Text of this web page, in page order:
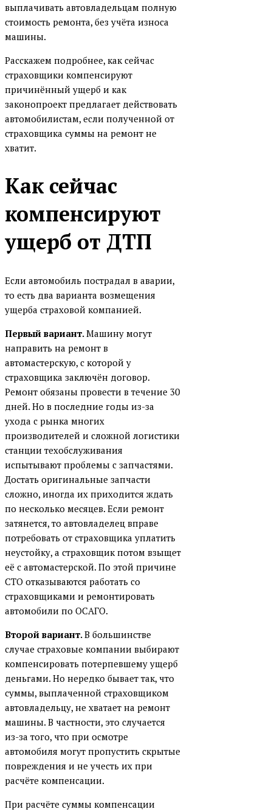
выплачивать автовладельцам полную
стоимость ремонта, без учёта износа
машины.
Расскажем подробнее, как сейчас
страховщики компенсируют
причинённый ущерб и как
законопроект предлагает действовать
автомобилистам, если полученной от
страховщика суммы на ремонт не
хватит.
Как сейчас
компенсируют
ущерб от ДТП
Если автомобиль пострадал в аварии,
то есть два варианта возмещения
ущерба страховой компанией.
Первый вариант.Машину могут
направить на ремонт в
автомастерскую, с которой у
страховщика заключён договор.
Ремонт обязаны провести в течение 30
дней. Но в последние годы из-за
ухода с рынка многих
производителей и сложной логистики
станции техобслуживания
испытывают проблемы с запчастями.
Достать оригинальные запчасти
сложно, иногда их приходится ждать
по несколько месяцев. Если ремонт
затянется, то автовладелец вправе
потребовать от страховщика уплатить
неустойку, а страховщик потом взыщет
её с автомастерской. По этой причине
СТО отказываются работать со
страховщиками и ремонтировать
автомобили по ОСАГО.
Второй вариант.В большинстве
случае страховые компании выбирают
компенсировать потерпевшему ущерб
деньгами. Но нередко бывает так, что
суммы, выплаченной страховщиком
автовладельцу, не хватает на ремонт
машины. В частности, это случается
из-за того, что при осмотре
автомобиля могут пропустить скрытые
повреждения и не учесть их при
расчёте компенсации.
При расчёте суммы компенсации